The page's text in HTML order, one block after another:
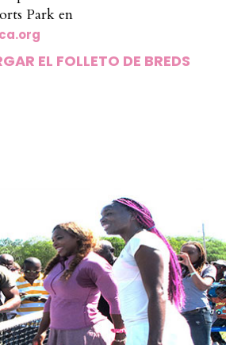
Park en
EL FOLLETO DE BREDS